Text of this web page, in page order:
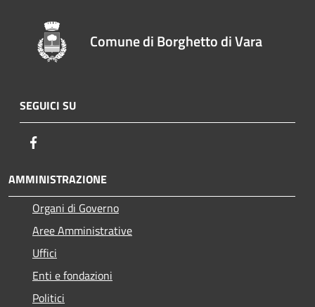
Comune di Borghetto di Vara
SEGUICI SU
AMMINISTRAZIONE
Organi di Governo
Aree Amministrative
Uffici
Enti e fondazioni
Politici